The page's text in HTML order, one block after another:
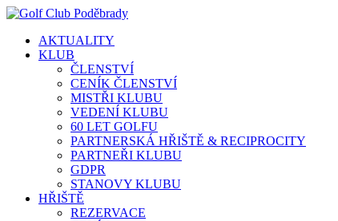
AKTUALITY
KLUB
ČLENSTVÍ
CENÍK ČLENSTVÍ
MISTŘI KLUBU
VEDENÍ KLUBU
60 LET GOLFU
PARTNERSKÁ HŘIŠTĚ & RECIPROCITY
PARTNEŘI KLUBU
GDPR
STANOVY KLUBU
HŘIŠTĚ
REZERVACE